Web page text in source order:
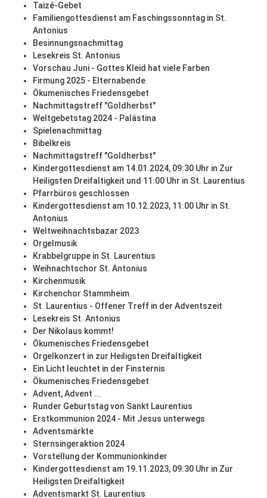
Taizé-Gebet
Familiengottesdienst am Faschingssonntag in St.
Antonius
Besinnungsnachmittag
Lesekreis St. Antonius
Vorschau Juni - Gottes Kleid hat viele Farben
Firmung 2025 - Elternabende
Ökumenisches Friedensgebet
Nachmittagstreff "Goldherbst"
Weltgebetstag 2024 - Palästina
Spielenachmittag
Bibelkreis
Nachmittagstreff "Goldherbst"
Kindergottesdienst am 14.01.2024, 09:30 Uhr in Zur
Heiligsten Dreifaltigkeit und 11:00 Uhr in St. Laurentius
Pfarrbüros geschlossen
Kindergottesdienst am 10.12.2023, 11:00 Uhr in St.
Antonius
Weltweihnachtsbazar 2023
Orgelmusik
Krabbelgruppe in St. Laurentius
Weihnachtschor St. Antonius
Kirchenmusik
Kirchenchor Stammheim
St. Laurentius - Offener Treff in der Adventszeit
Lesekreis St. Antonius
Der Nikolaus kommt!
Ökumenisches Friedensgebet
Orgelkonzert in zur Heiligsten Dreifaltigkeit
Ein Licht leuchtet in der Finsternis
Ökumenisches Friedensgebet
Advent, Advent ...
Runder Geburtstag von Sankt Laurentius
Erstkommunion 2024 - Mit Jesus unterwegs
Adventsmärkte
Sternsingeraktion 2024
Vorstellung der Kommunionkinder
Kindergottesdienst am 19.11.2023, 09:30 Uhr in Zur
Heiligsten Dreifaltigkeit
Adventsmarkt St. Laurentius